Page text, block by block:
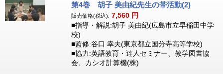
第4巻 胡子 美由紀先生の帯活動(2)
販売価格(税込): 7,560 円
■指導・解説:胡子 美由紀(広島市立早稲田中学
校)
■監修:谷口 幸夫(東京都立国分寺高等学校)
■協力:英語教育・達人セミナー、教学図書協
会、カシオ計算機(株)